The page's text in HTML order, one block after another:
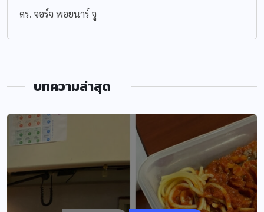
ดร. จอร์จ พอยนาร์ จู
บทความล่าสุด